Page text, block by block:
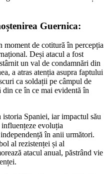
Guernica:
moment de cotitură în percepția
Deși atacul a fost
un val de condamnări din
a atras atenția asupra faptului
ca soldații pe câmpul de
din ce în ce mai evidentă în
istoria Spaniei, iar impactul său
evoluția
în anii următori.
al rezistenței și al
atacul anual, păstrând vie